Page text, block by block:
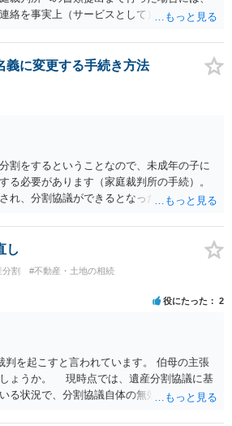
絡を事実上（サービスとして）行うことは
た。
義に変更する手続き方法
割をするということなので、未成年の子に
る必要があります（家庭裁判所の手続）。
れ、分割協議ができるとなったとしても、
らないからです。 相続財産全体で、未成年
どうかを判断しなければなりません。 単
るのは、自分だからという理由では、法定
取得することができるというわけではあり
し
分割
#不動産・土地の相続
役にたった 2
判を起こすと言われています。 伯母の主張
ょうか。 現時点では、遺産分割協議に基
る状況で、分割協議自体の無効を裁判所が